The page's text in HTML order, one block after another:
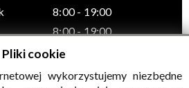
8:00 - 19:00
8:00 - 19:00
Pliki cookie
wykorzystujemy niezbędne